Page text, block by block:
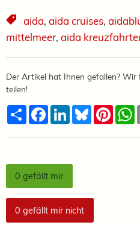
aida, aida cruises,
mittelmeer, aida
Der Artikel hat Ihnen gefallen? Wir
teilen!
TeilenFacebook
LinkedInBluesky
0 gefällt mir
0 gefällt mir nicht